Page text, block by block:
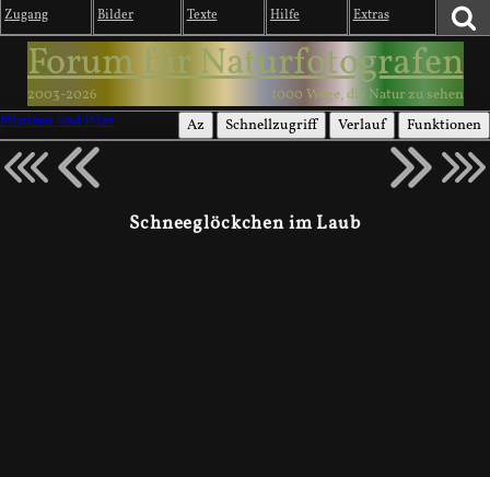
Zugang Bilder Texte Hilfe Extras
Forum für Naturfotografen
2003-2026
1000 Wege, die Natur zu sehen
Pflanzen und Pilze
Az Schnellzugriff Verlauf Funktionen
Schneeglöckchen im Laub